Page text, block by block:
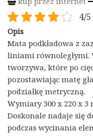
4/
Opis
Mata podkładowa z
liniami równoległymi.
tworzywa, które po
pozostawiając matę
podziałkę metryczną.
Wymiary 300 x 220 x 3
Doskonale nadaje się
podczas wycinania